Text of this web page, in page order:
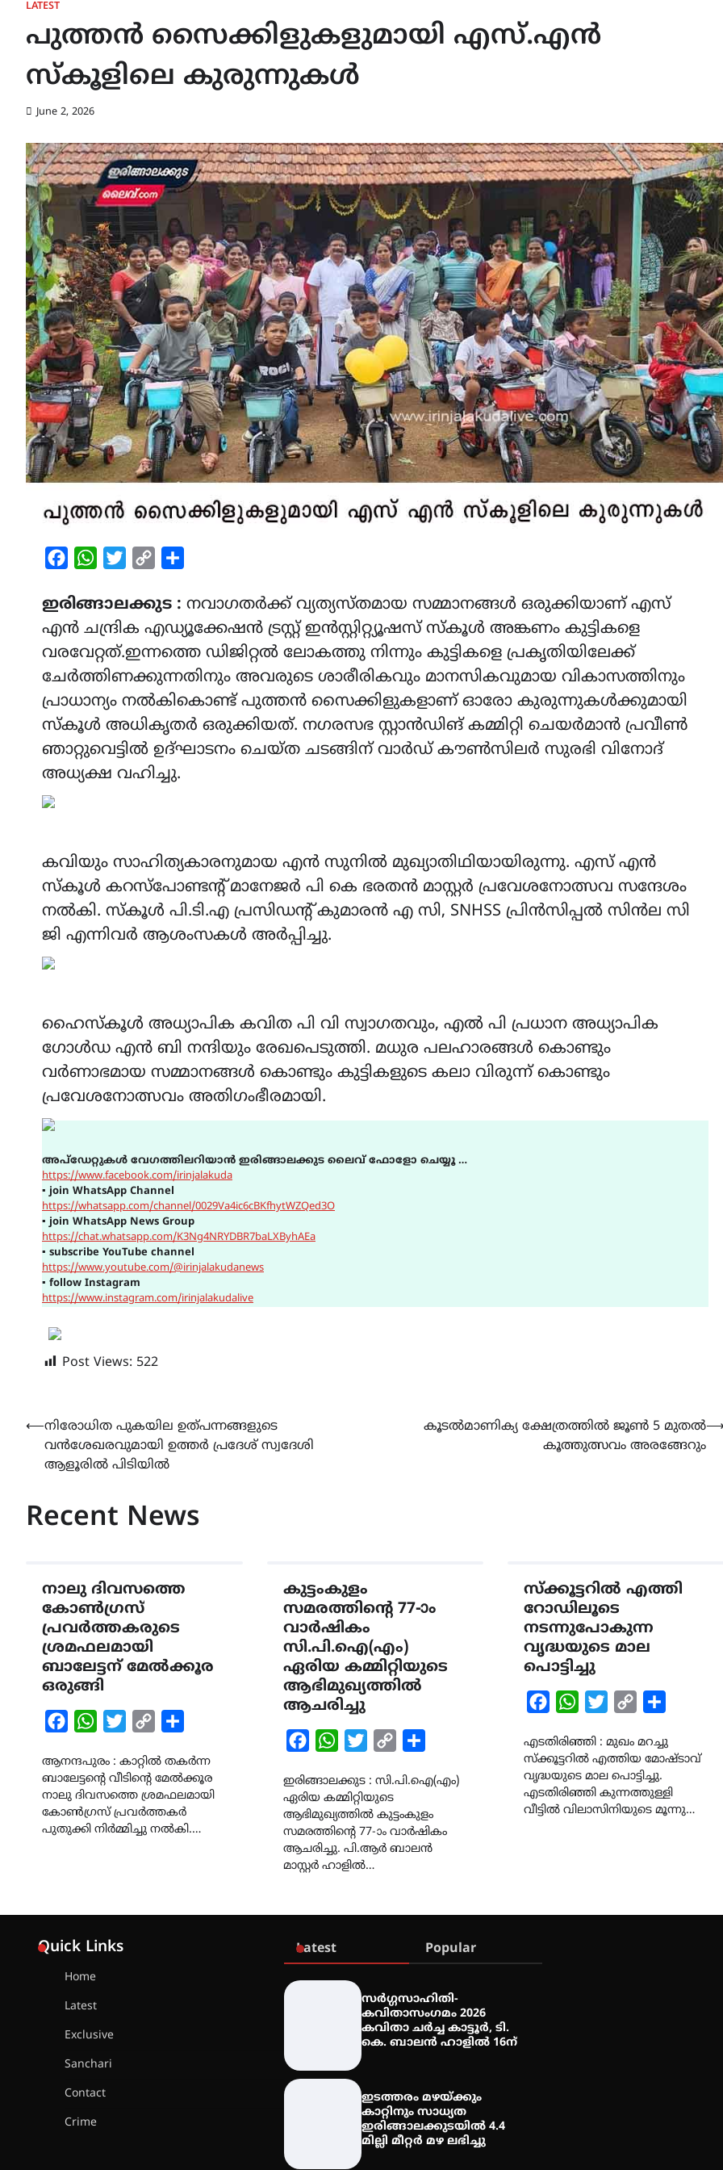
LATEST
പുത്തൻ സൈക്കിളുകളുമായി എസ്.എൻ
സ്കൂളിലെ കുരുന്നുകൾ
June 2, 2026
FacebookWhatsAppTwitterCopy
ഇരിങ്ങാലക്കുട : നവാഗതർക്ക് വ്യത്യസ്തമായ സമ്മാനങ്ങൾ ഒരുക്കിയാണ് എസ്
എൻ ചന്ദ്രിക എഡ്യൂക്കേഷൻ ട്രസ്റ്റ്‌ ഇൻസ്റ്റിറ്റ്യൂഷസ് സ്കൂൾ അങ്കണം കുട്ടികളെ
വരവേറ്റത്.ഇന്നത്തെ ഡിജിറ്റൽ ലോകത്തു നിന്നും കുട്ടികളെ പ്രകൃതിയിലേക്ക്
ചേർത്തിണക്കുന്നതിനും അവരുടെ ശാരീരികവും മാനസികവുമായ വികാസത്തിനും
പ്രാധാന്യം നൽകികൊണ്ട് പുത്തൻ സൈക്കിളുകളാണ് ഓരോ കുരുന്നുകൾക്കുമായി
സ്കൂൾ അധികൃതർ ഒരുക്കിയത്. നഗരസഭ സ്റ്റാൻഡിങ് കമ്മിറ്റി ചെയർമാൻ പ്രവീൺ
ഞാറ്റുവെട്ടിൽ ഉദ്ഘാടനം ചെയ്ത ചടങ്ങിന് വാർഡ് കൗൺസിലർ സുരഭി വിനോദ്
അധ്യക്ഷ വഹിച്ചു.
കവിയും സാഹിത്യകാരനുമായ എൻ സുനിൽ മുഖ്യാതിഥിയായിരുന്നു. എസ് എൻ
സ്കൂൾ കറസ്‌പോണ്ടന്റ് മാനേജർ പി കെ ഭരതൻ മാസ്റ്റർ പ്രവേശനോത്സവ സന്ദേശം
നൽകി. സ്കൂൾ പി.ടി.എ പ്രസിഡന്റ്‌ കുമാരൻ എ സി, SNHSS പ്രിൻസിപ്പൽ സിൻല സി
ജി എന്നിവർ ആശംസകൾ അർപ്പിച്ചു.
ഹൈസ്കൂൾ അധ്യാപിക കവിത പി വി സ്വാഗതവും, എൽ പി പ്രധാന അധ്യാപിക
ഗോൾഡ എൻ ബി നന്ദിയും രേഖപെടുത്തി. മധുര പലഹാരങ്ങൾ കൊണ്ടും
വർണാഭമായ സമ്മാനങ്ങൾ കൊണ്ടും കുട്ടികളുടെ കലാ വിരുന്ന് കൊണ്ടും
പ്രവേശനോത്സവം അതിഗംഭീരമായി.
അപ്ഡേറ്റുകൾ വേഗത്തിലറിയാൻ ഇരിങ്ങാലക്കുട ലൈവ് ഫോളോ ചെയ്യൂ …
https://www.facebook.com/irinjalakuda
▪join WhatsApp Channel
https://whatsapp.com/channel/0029Va4ic6cBKfhytWZQed3O
▪join WhatsApp News Group
https://chat.whatsapp.com/K3Ng4NRYDBR7baLXByhAEa
▪ subscribe YouTube channel
https://www.youtube.com/@irinjalakudanews
▪ follow Instagram
https://www.instagram.com/irinjalakudalive
Post Views: 522
Post
navigation
⟵നിരോധിത പുകയില ഉത്പന്നങ്ങളുടെ
വൻശേഖരവുമായി ഉത്തർ പ്രദേശ് സ്വദേശി
ആളൂരിൽ പിടിയിൽ
കൂടൽമാണിക്യ ക്ഷേത്രത്തിൽ ജൂൺ 5 മുതൽ
കൂത്തുത്സവം അരങ്ങേറും
Recent News
നാലു ദിവസത്തെ
കോൺഗ്രസ്
പ്രവർത്തകരുടെ
ശ്രമഫലമായി
ബാലേട്ടന് മേൽക്കൂര
ഒരുങ്ങി
FacebookWhatsAppTwitterCopy
ആനന്ദപുരം : കാറ്റിൽ തകർന്ന
ബാലേട്ടന്റെ വീടിന്റെ മേൽക്കൂര
നാലു ദിവസത്തെ ശ്രമഫലമായി
കോൺഗ്രസ് പ്രവർത്തകർ
പുതുക്കി നിർമ്മിച്ചു നൽകി.…
കുട്ടംകുളം
സമരത്തിന്‍റെ 77-ാം
വാർഷികം
സി.പി.ഐ(എം)
ഏരിയ കമ്മിറ്റിയുടെ
ആഭിമുഖ്യത്തിൽ
ആചരിച്ചു
FacebookWhatsAppTwitterCopy
ഇരിങ്ങാലക്കുട : സി.പി.ഐ(എം)
ഏരിയ കമ്മിറ്റിയുടെ
ആഭിമുഖ്യത്തിൽ കുട്ടംകുളം
സമരത്തിന്‍റെ 77-ാം വാർഷികം
ആചരിച്ചു. പി.ആർ ബാലൻ
മാസ്റ്റർ ഹാളിൽ…
സ്ക്കൂട്ടറിൽ എത്തി
റോഡിലൂടെ
നടന്നുപോകുന്ന
വൃദ്ധയുടെ മാല
പൊട്ടിച്ചു
FacebookWhatsAppTwitterCopy
എടതിരിഞ്ഞി : മുഖം മറച്ചു
സ്ക്കൂട്ടറിൽ എത്തിയ മോഷ്ടാവ്
വൃദ്ധയുടെ മാല പൊട്ടിച്ചു.
എടതിരിഞ്ഞി കുന്നത്തുള്ളി
വീട്ടിൽ വിലാസിനിയുടെ മൂന്നു…
Quick Links
Home
Latest
Exclusive
Sanchari
Contact
Crime
Latest Popular
സർഗ്ഗസാഹിതി-
കവിതാസംഗമം 2026
കവിതാ ചർച്ച കാട്ടൂർ, ടി.
കെ. ബാലൻ ഹാളിൽ 16ന്
ഇടത്തരം മഴയ്ക്കും
കാറ്റിനും സാധ്യത
ഇരിങ്ങാലക്കുടയിൽ 4.4
മില്ലി മീറ്റർ മഴ ലഭിച്ചു